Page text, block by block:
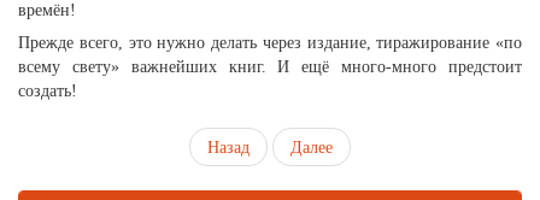
времён!
Прежде всего, это нужно делать через издание, тиражирование «по
всему свету» важнейших книг. И ещё много-много предстоит
создать!
Назад Далее